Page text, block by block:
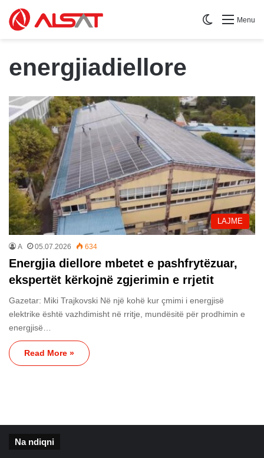
Menu
Switch skin
energjiadiellore
LAJME
A 05.07.2026 634
Energjia diellore mbetet e pashfrytëzuar,
ekspertët kërkojnë zgjerimin e rrjetit
Gazetar: Miki Trajkovski Në një kohë kur çmimi i energjisë
elektrike është vazhdimisht në rritje, mundësitë për prodhimin e
energjisë…
Read More »
Na ndiqni